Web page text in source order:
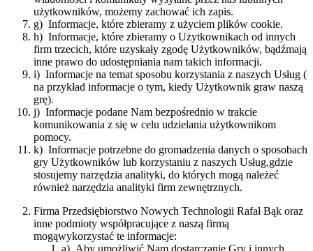
użytkowników, możemy zachować ich zapis.
g) Informacje, które zbieramy z użyciem plików ​cookie.​
h) Informacje, które zbieramy o Użytkownikach od innych
firm trzecich, które uzyskały zgodę Użytkowników, bądźmają
inne prawo do udostępniania nam takich informacji.
i) Informacje na temat sposobu korzystania z naszych Usług (​
na przykład informacje o tym, kiedy Użytkownik graw naszą
grę​).
j) Informacje podane Nam bezpośrednio w trakcie
komunikowania z się w celu udzielania użytkownikom
pomocy.
k) Informacje potrzebne do gromadzenia danych o sposobach
gry Użytkowników lub korzystaniu z naszych Usług,gdzie
stosujemy narzędzia analityki, do których mogą należeć
również narzędzia analityki firm zewnętrznych.
Firma ​Przedsiębiorstwo Nowych Technologii Rafał Bąk ​oraz
inne podmioty współpracujące z naszą firmą
mogąwykorzystać te informacje: